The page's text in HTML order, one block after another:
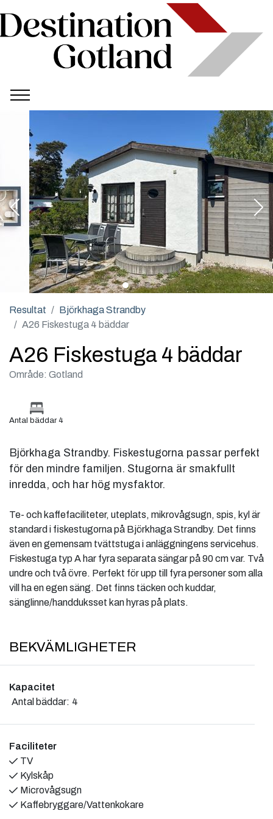
Resultat
Björkhaga Strandby
A26 Fiskestuga 4 bäddar
A26 Fiskestuga 4 bäddar
Område: Gotland
Antal bäddar 4
Björkhaga Strandby. Fiskestugorna passar perfekt
för den mindre familjen. Stugorna är smakfullt
inredda, och har hög mysfaktor.
Te- och kaffefaciliteter, uteplats, mikrovågsugn, spis, kyl är
standard i fiskestugorna på Björkhaga Strandby. Det finns
även en gemensam tvättstuga i anläggningens servicehus.
Fiskestuga typ A har fyra separata sängar på 90 cm var. Två
undre och två övre. Perfekt för upp till fyra personer som alla
vill ha en egen säng. Det finns täcken och kuddar,
sänglinne/handduksset kan hyras på plats.
BEKVÄMLIGHETER
Kapacitet
Antal bäddar: 4
Faciliteter
TV
Kylskåp
Microvågsugn
Kaffebryggare/Vattenkokare